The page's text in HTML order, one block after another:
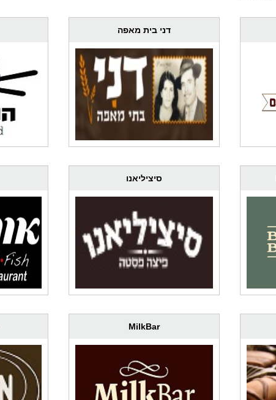
דני בית מאפה
סיציליאנו
MilkBar